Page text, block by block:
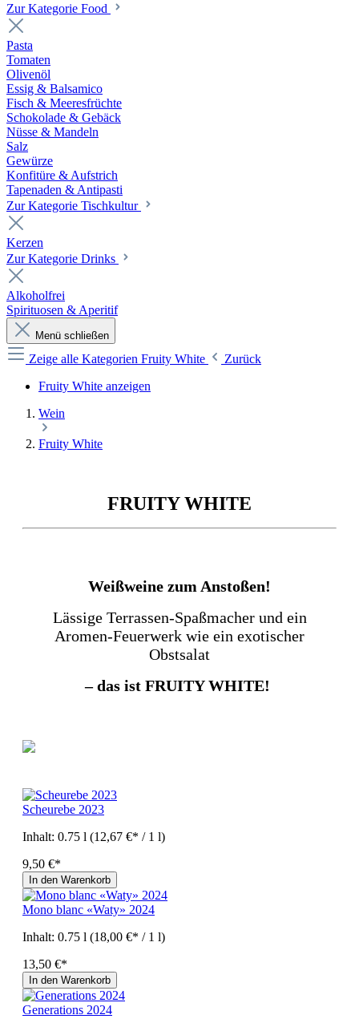
Zur Kategorie Food
Pasta
Tomaten
Olivenöl
Essig & Balsamico
Fisch & Meeresfrüchte
Schokolade & Gebäck
Nüsse & Mandeln
Salz
Gewürze
Konfitüre & Aufstrich
Tapenaden & Antipasti
Zur Kategorie Tischkultur
Kerzen
Zur Kategorie Drinks
Alkoholfrei
Spirituosen & Aperitif
Menü schließen
Zeige alle Kategorien Fruity White
Zurück
Fruity White anzeigen
Wein
Fruity White
FRUITY WHITE
Weißweine zum Anstoßen!
Lässige Terrassen-Spaßmacher und ein
Aromen-Feuerwerk wie ein exotischer
Obstsalat
– das ist FRUITY WHITE!
Scheurebe 2023
Inhalt: 0.75 l (12,67 €* / 1 l)
9,50 €*
In den Warenkorb
Mono blanc «Waty» 2024
Inhalt: 0.75 l (18,00 €* / 1 l)
13,50 €*
In den Warenkorb
Generations 2024